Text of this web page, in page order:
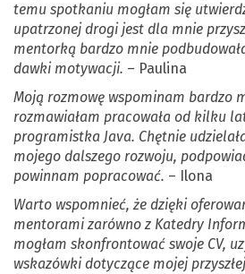
temu spotkaniu mogłam się
upatrzonej drogi jest dla mnie
mentorką bardzo mnie
dawki motywacji. – Paulina
Moją rozmowę wspominam bardzo
rozmawiałam pracowała od kilku
programistka Java. Chętnie
mojego dalszego rozwoju,
powinnam popracować. – Ilona
Warto wspomnieć, że dzięki
mentorami zarówno z Katedry
mogłam skonfrontować swoje CV,
wskazówki dotyczące mojej